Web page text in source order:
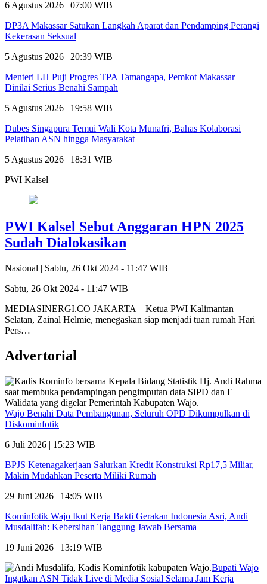
6 Agustus 2026 | 07:00 WIB
DP3A Makassar Satukan Langkah Aparat dan Pendamping Perangi
Kekerasan Seksual
5 Agustus 2026 | 20:39 WIB
Menteri LH Puji Progres TPA Tamangapa, Pemkot Makassar
Dinilai Serius Benahi Sampah
5 Agustus 2026 | 19:58 WIB
Dubes Singapura Temui Wali Kota Munafri, Bahas Kolaborasi
Pelatihan ASN hingga Masyarakat
5 Agustus 2026 | 18:31 WIB
PWI Kalsel
PWI Kalsel Sebut Anggaran HPN 2025
Sudah Dialokasikan
Nasional | Sabtu, 26 Okt 2024 - 11:47 WIB
Sabtu, 26 Okt 2024 - 11:47 WIB
MEDIASINERGI.CO JAKARTA – Ketua PWI Kalimantan
Selatan, Zainal Helmie, menegaskan siap menjadi tuan rumah Hari
Pers…
Advertorial
Wajo Benahi Data Pembangunan, Seluruh OPD Dikumpulkan di
Diskominfotik
6 Juli 2026 | 15:23 WIB
BPJS Ketenagakerjaan Salurkan Kredit Konstruksi Rp17,5 Miliar,
Makin Mudahkan Peserta Miliki Rumah
29 Juni 2026 | 14:05 WIB
Kominfotik Wajo Ikut Kerja Bakti Gerakan Indonesia Asri, Andi
Musdalifah: Kebersihan Tanggung Jawab Bersama
19 Juni 2026 | 13:19 WIB
Bupati Wajo
Ingatkan ASN Tidak Live di Media Sosial Selama Jam Kerja